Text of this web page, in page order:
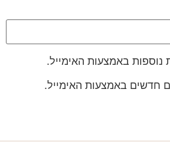
נוספות באמצעות האימייל.
חדשים באמצעות האימייל.